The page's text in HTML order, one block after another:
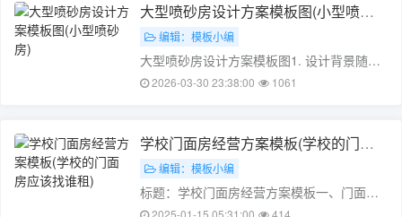
大型喷砂房设计方案模板图(小型喷砂
房) 编辑：模板小编
大型喷砂房设计方案模板图1. 设计背景随着
经济的快速发展，建筑工程的需求越来越
于各种建筑材料的表面处理，如铁制品、混
凝土、砖墙等。本文将结合当前市场需求
和……
2026-03-30 23:38:00 1061
学校门面房经营方案模板(学校的门面
房应该找谁租)
编辑：模板小编
标题：学校门面房经营方案模板一、门面房
概况我校门面房位于校园门口，是一个重要
2025-01-15 05:31:00 414